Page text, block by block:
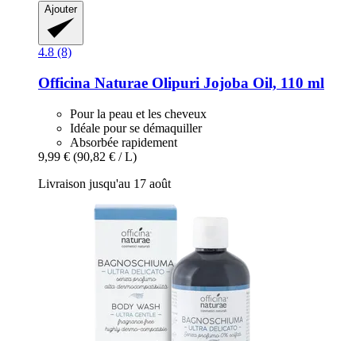
Ajouter
4.8 (8)
Officina Naturae Olipuri Jojoba Oil, 110 ml
Pour la peau et les cheveux
Idéale pour se démaquiller
Absorbée rapidement
9,99 € (90,82 € / L)
Livraison jusqu'au 17 août